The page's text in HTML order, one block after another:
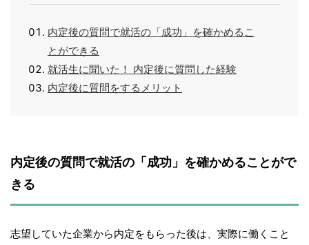
内定後の質問で就活の「成功」を確かめるこ
とができる
就活生に聞いた！ 内定後に質問した経験
内定後に質問をするメリット
内定後の質問で就活の「成功」を確かめることがで
きる
志望していた企業から内定をもらった後は、実際に働くこと